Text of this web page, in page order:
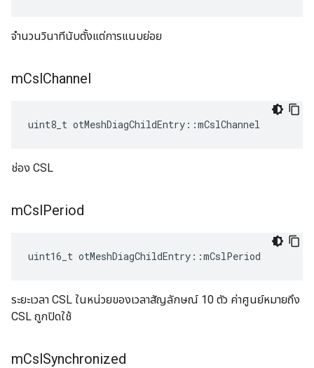
จำนวนวินาทีนับตั้งแต่การแนบย่อย
mCslChannel
uint8_t otMeshDiagChildEntry ::mCslChannel
ช่อง CSL
mCslPeriod
uint16_t otMeshDiagChildEntry ::mCslPeriod
ระยะเวลา CSL ในหน่วยของเวลาสัญลักษณ์ 10 ตัว ค่าศูนย์หมายถึง
CSL ถูกปิดใช้
mCslSynchronized